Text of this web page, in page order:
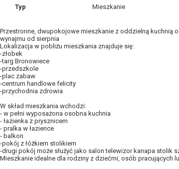
Typ Mieszkanie
Przestronne, dwupokojowe mieszkanie z oddzielną kuchnią
wynajmu od sierpnia
Lokalizacja w pobliżu mieszkania znajduje się:
-złobek
-targ Bronowiece
-przedszkole
-plac zabaw
-centrum handlowe felicity
-przychodnia zdrowia
W skład mieszkania wchodzi:
- w pełni wyposażona osobna kuchnia
- łazienka z prysznicem
- pralka w łazience
- balkon
-pokój z łóżkiem stolikiem
-drugi pokój może służyć jako salon telewizor kanapa stolik
Mieszkanie idealne dla rodziny z dziećmi, osób pracujących